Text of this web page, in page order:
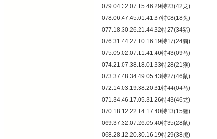
079.04.32.07.15.46.29特23(42龙)
078.06.47.45.01.41.37特08(18兔)
077.18.30.26.21.44.32特27(34猪)
076.31.44.27.10.16.19特17(24狗)
075.05.02.07.11.41.46特43(09马)
074.21.07.38.18.01.33特28(21猴)
073.37.48.34.49.05.43特27(46鼠)
072.14.03.19.38.20.31特44(04马)
071.34.46.17.05.31.26特43(46龙)
070.18.12.22.14.17.40特13(15猪)
069.37.32.07.26.05.40特35(28鼠)
068.28.12.20.30.16.19特29(38虎)